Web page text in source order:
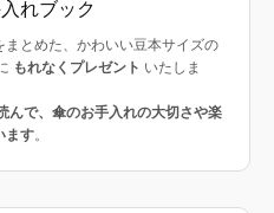
れブック
とめた、かわいい豆本サイズの
もれなくプレゼント いたしま
んで、傘のお手入れの大切さや楽
ます。